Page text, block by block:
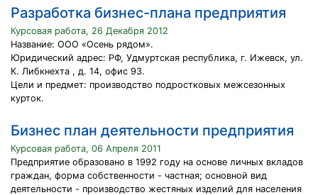
Разработка бизнес-плана предприятия
Курсовая работа, 26 Декабря 2012
Название: ООО «Осень рядом».
Юридический адрес: РФ, Удмуртская республика, г. Ижевск, ул.
К. Либкнехта , д. 14, офис 93.
Цели и предмет: производство подростковых межсезонных
курток.
Бизнес план деятельности предприятия
Курсовая работа, 06 Апреля 2011
Предприятие образовано в 1992 году на основе личных вкладов
граждан, форма собственности - частная; основной вид
деятельности - производство жестяных изделий для населения